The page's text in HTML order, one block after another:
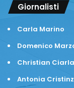
Giornalisti
Carla Marino
Domenico
Christian
Antonia